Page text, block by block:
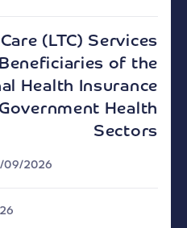
(LTC) Services
of the
Health Insurance
Health
Sectors
09/2026